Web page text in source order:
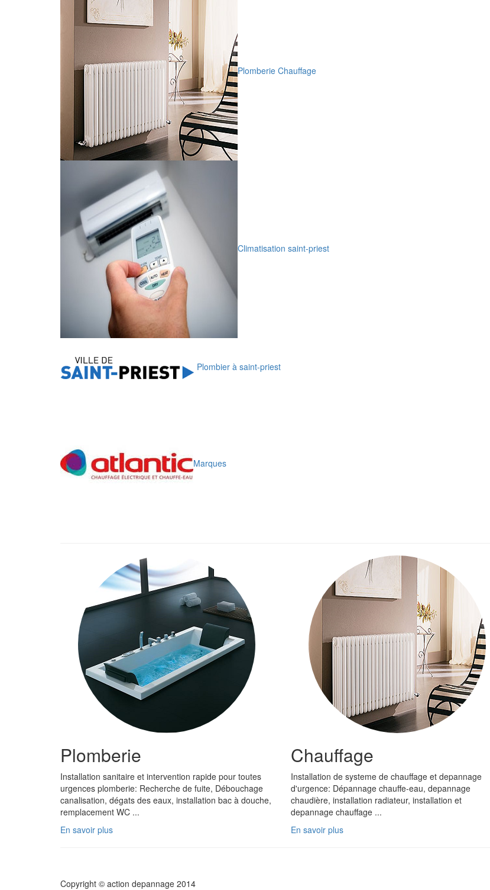
Plomberie Chauffage
Climatisation saint-priest
Plombier à saint-priest
Marques
Plomberie
Installation sanitaire et intervention rapide pour toutes
urgences plomberie: Recherche de fuite, Débouchage
canalisation, dégats des eaux, installation bac à douche,
remplacement WC ...
En savoir plus
Chauffage
Installation de systeme de chauffage et depannage
d'urgence: Dépannage chauffe-eau, depannage
chaudière, installation radiateur, installation et
depannage chauffage ...
En savoir plus
Copyright © action depannage 2014